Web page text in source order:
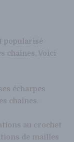
popularisé
chaînes. Voici
écharpes
chaînes.
au crochet
de mailles